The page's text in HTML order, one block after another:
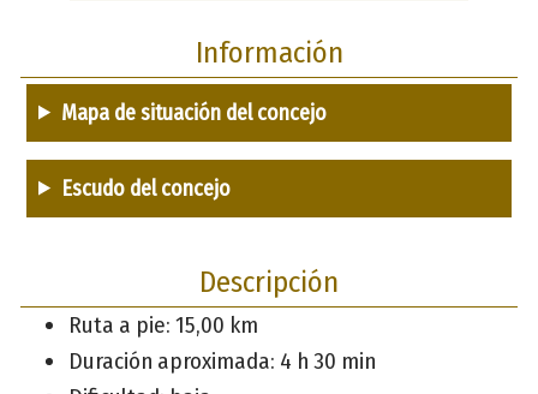
Información
Mapa de situación del concejo
Escudo del concejo
Descripción
Ruta a pie: 15,00 km
Duración aproximada: 4 h 30 min